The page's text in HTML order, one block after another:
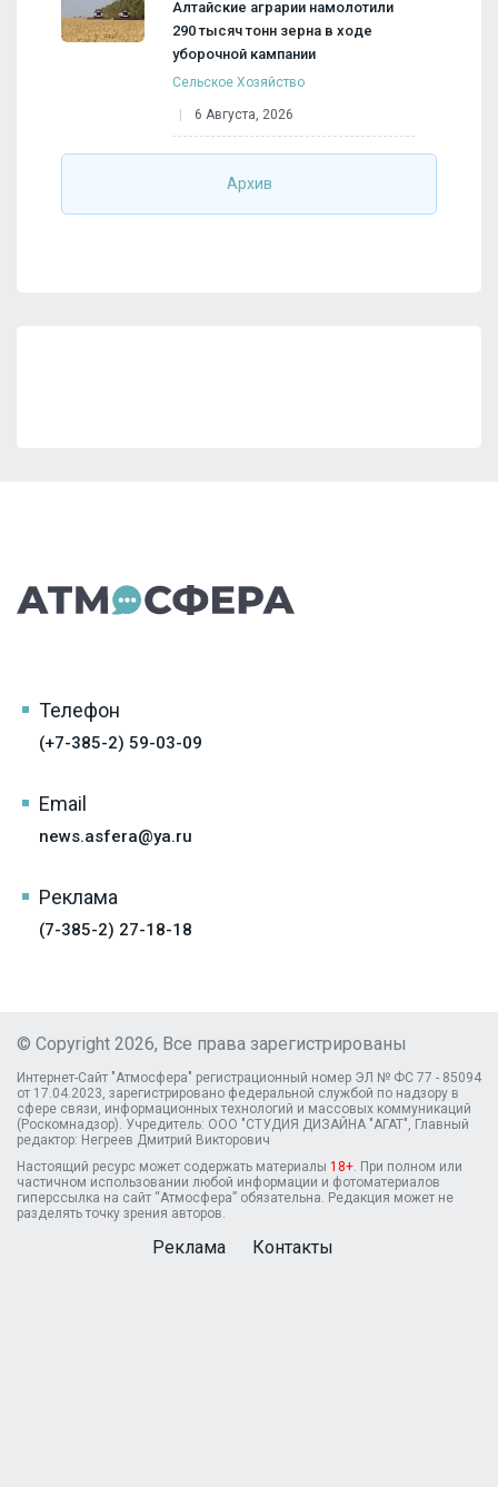
Алтайские аграрии намолотили
290 тысяч тонн зерна в ходе
уборочной кампании
Сельское Хозяйство
6 Августа, 2026
Архив
Телефон
(+7-385-2) 59-03-09
Email
news.asfera@ya.ru
Реклама
(7-385-2) 27-18-18
© Copyright 2026, Все права зарегистрированы
Интернет-Сайт "Атмосфера" регистрационный номер ЭЛ № ФС 77 - 85094
от 17.04.2023, зарегистрировано федеральной службой по надзору в
сфере связи, информационных технологий и массовых коммуникаций
(Роскомнадзор). Учредитель: ООО "СТУДИЯ ДИЗАЙНА "АГАТ", Главный
редактор: Негреев Дмитрий Викторович
Настоящий ресурс может содержать материалы 18+ . При полном или
частичном использовании любой информации и фотоматериалов
гиперссылка на сайт “Атмосфера” обязательна. Редакция может не
разделять точку зрения авторов.
Реклама Контакты